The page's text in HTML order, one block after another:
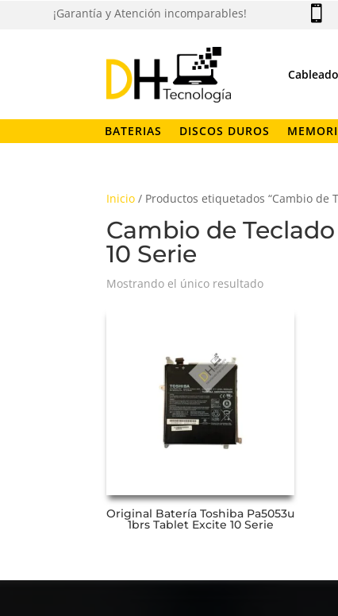
¡Garantía y Atención incomparables! 
BATERIAS DISCOS DUROS
Inicio / Productos etiquetados “Cambio de
Cambio de
10 Serie
Mostrando el único resultado
Original Batería Toshiba Pa5053u
1brs Tablet Excite 10 Serie